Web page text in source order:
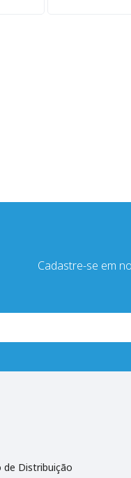
Cadastre-se em
de Distribuição